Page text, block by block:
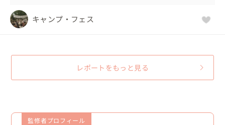
キャンプ・フェス
レポートをもっと見る
監修者プロフィール